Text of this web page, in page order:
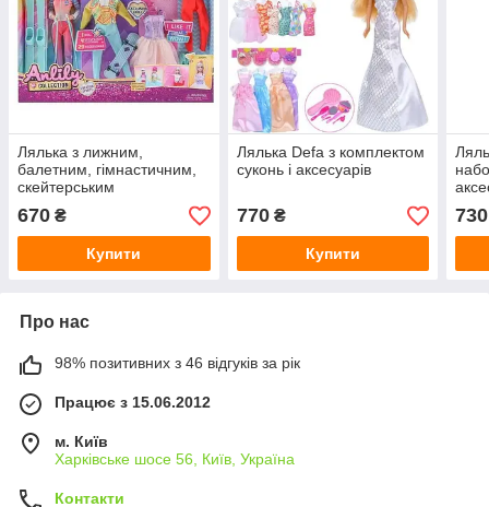
Лялька з лижним,
балетним, гімнастичним,
скейтерським
спорядженням
670 ₴
Купити
Лялька Defa з комплектом
суконь і аксесуарів
770₴
Купити
730
Про нас
98% позитивних з 46 відгуків за рік
Працює з 15.06.2012
м. Київ
Харківське шосе 56, Київ, Україна
Контакти